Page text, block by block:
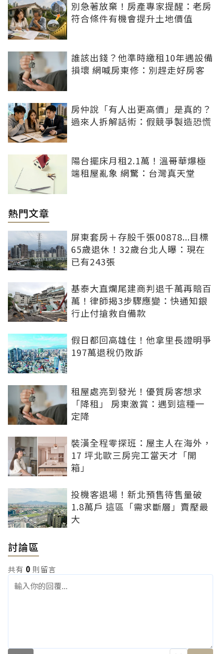
別急著放棄！房產專家提醒：老房
符合條件有機會提升土地價值
誰該出錢？他準時繳租10年遇設備
損壞 網喊房東修：別趕走好房客
房仲說「有人出更高價」是真的？
過來人拆解話術：假競爭製造恐慌
陽台擺床月租2.1萬！溫哥華爆極
端租屋亂象 網驚：台灣真天堂
熱門文章
屏東套房＋存股千張00878...目標
65歲退休！32歲台北人曝：現在
已有243張
基泰大直爛尾建商判退千萬再賠百
萬！律師揭3步驟應變：快通知銀
行止付搶救自備款
假日都回高雄住！他拿里長證明爭
197萬退稅仍敗訴
租屋處亮到發光！優質房客想求
「降租」 房東激賞：遇到這種一
定降
裝潢全程零探班：屋主人在海外，
17 坪北歐三房完工當天才「開
箱」
投機客退場！新北預售待售量破
1.8萬戶 這區「需求斷層」賣壓最
大
討論區
共有 0 則留言